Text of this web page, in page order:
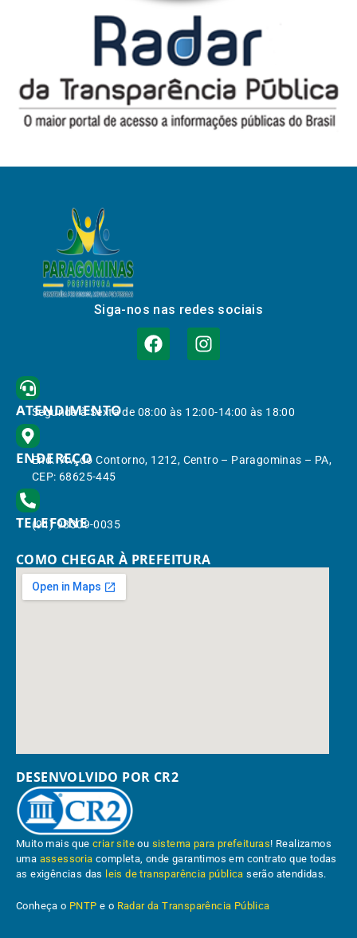
Siga-nos nas redes sociais
ATENDIMENTO
Segunda à Sexta de 08:00 às 12:00-14:00 às 18:00
ENDEREÇO
End.: Av. do Contorno, 1212, Centro – Paragominas – PA,
CEP: 68625-445
TELEFONE
(91) 98309-0035
COMO CHEGAR À PREFEITURA
DESENVOLVIDO POR CR2
Muito mais quecriar site ou sistema para prefeituras! Realizamos
uma assessoria completa, onde garantimos em contrato que todas
as exigências das leis de transparência pública serão atendidas.
Conheça o PNTP e o Radar da Transparência Pública